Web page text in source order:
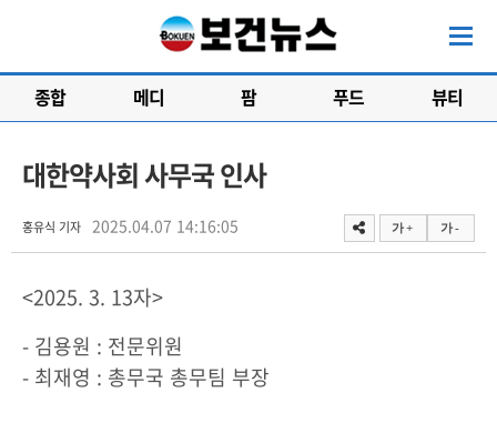
종합 메디 팜 푸드 뷰티
대한약사회 사무국 인사
홍유식 기자 2025.04.07 14:16:05 가 + 가 -
<2025. 3. 13자>
- 김용원 : 전문위원
- 최재영 : 총무국 총무팀 부장